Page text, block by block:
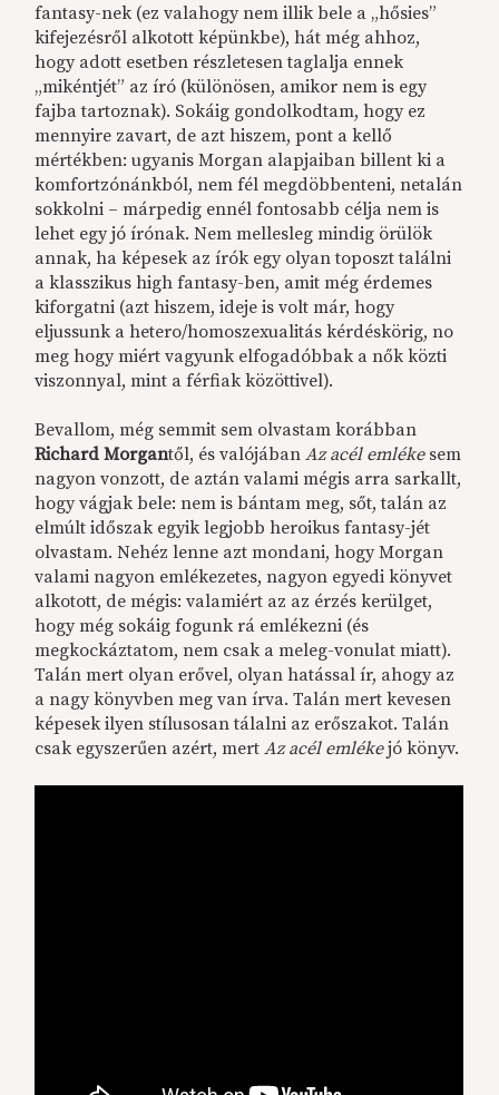
fantasy-nek (ez valahogy nem illik bele a „hősies”
kifejezésről alkotott képünkbe), hát még ahhoz,
hogy adott esetben részletesen taglalja ennek
„mikéntjét” az író (különösen, amikor nem is egy
fajba tartoznak). Sokáig gondolkodtam, hogy ez
mennyire zavart, de azt hiszem, pont a kellő
mértékben: ugyanis Morgan alapjaiban billent ki a
komfortzónánkból, nem fél megdöbbenteni, netalán
sokkolni – márpedig ennél fontosabb célja nem is
lehet egy jó írónak. Nem mellesleg mindig örülök
annak, ha képesek az írók egy olyan toposzt találni
a klasszikus high fantasy-ben, amit még érdemes
kiforgatni (azt hiszem, ideje is volt már, hogy
eljussunk a hetero/homoszexualitás kérdéskörig, no
meg hogy miért vagyunk elfogadóbbak a nők közti
viszonnyal, mint a férfiak közöttivel).
Bevallom, még semmit sem olvastam korábban
Richard Morgantől, és valójábanAz acél emlékesem
nagyon vonzott, de aztán valami mégis arra sarkallt,
hogy vágjak bele: nem is bántam meg, sőt, talán az
elmúlt időszak egyik legjobb heroikus fantasy-jét
olvastam. Nehéz lenne azt mondani, hogy Morgan
valami nagyon emlékezetes, nagyon egyedi könyvet
alkotott, de mégis: valamiért az az érzés kerülget,
hogy még sokáig fogunk rá emlékezni (és
megkockáztatom, nem csak a meleg-vonulat miatt).
Talán mert olyan erővel, olyan hatással ír, ahogy az
a nagy könyvben meg van írva. Talán mert kevesen
képesek ilyen stílusosan tálalni az erőszakot. Talán
csak egyszerűen azért, mertAz acél emlékejó könyv.